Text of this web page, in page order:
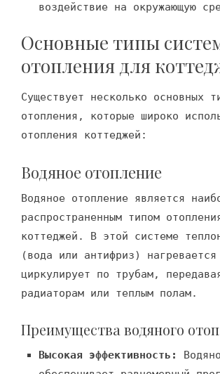
воздействие на окружающую
Основные типы
отопления для
Существует несколько основных
отопления, которые широко
отопления коттеджей:
Водяное отопление
Водяное отопление является
распространенным типом
коттеджей. В этой системе
(вода или антифриз)
циркулирует по трубам,
радиаторам или теплым полам.
Преимущества водяного
Высокая эффективность: